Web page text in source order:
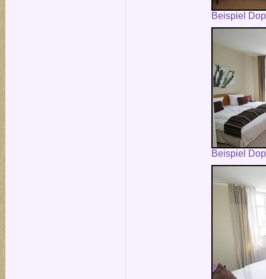
Beispiel
Beispiel